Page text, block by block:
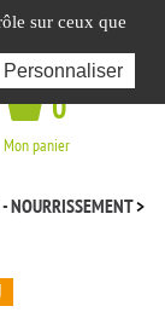
Mon panier
0
NOURRISSEMENT>
sur ceux que
Personnaliser